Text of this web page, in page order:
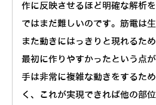
作に反映させるほど明確な解析
ではまだ難しいのです。筋電は
また動きにはっきりと現れるた
最初に作りやすかったという点
手は非常に複雑な動きをするた
く、これが実現できれば他の部